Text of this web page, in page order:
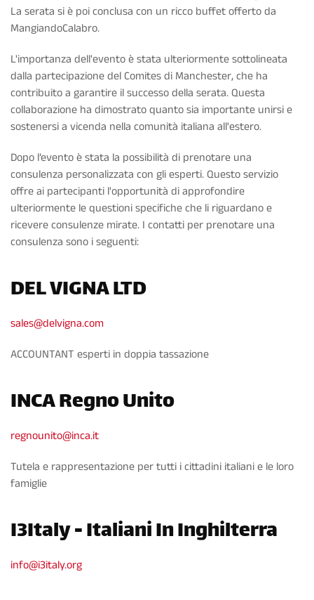
La serata si è poi conclusa con un ricco buffet offerto da
MangiandoCalabro.
L'importanza dell'evento è stata ulteriormente sottolineata
dalla partecipazione del Comites di Manchester, che ha
contribuito a garantire il successo della serata. Questa
collaborazione ha dimostrato quanto sia importante unirsi e
sostenersi a vicenda nella comunità italiana all'estero.
Dopo l’evento è stata la possibilità di prenotare una
consulenza personalizzata con gli esperti. Questo servizio
offre ai partecipanti l'opportunità di approfondire
ulteriormente le questioni specifiche che li riguardano e
ricevere consulenze mirate. I contatti per prenotare una
consulenza sono i seguenti:
DEL VIGNA LTD
sales@delvigna.com
ACCOUNTANT esperti in doppia tassazione
INCA Regno Unito
regnounito@inca.it
Tutela e rappresentazione per tutti i cittadini italiani e le loro
famiglie
I3Italy - Italiani In Inghilterra
info@i3italy.org